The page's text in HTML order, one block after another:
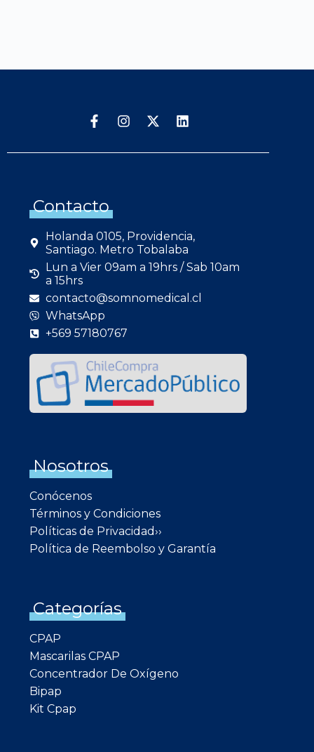
Contacto
Holanda 0105, Providencia,
Santiago. Metro Tobalaba
Lun a Vier 09am a 19hrs / Sab 10am
a 15hrs
contacto@somnomedical.cl
WhatsApp
+569 57180767
Nosotros
Conócenos
Términos y Condiciones
Políticas de Privacidad››
Política de Reembolso y Garantía
Categorías
CPAP
Mascarilas CPAP
Concentrador De Oxígeno
Bipap
Kit Cpap